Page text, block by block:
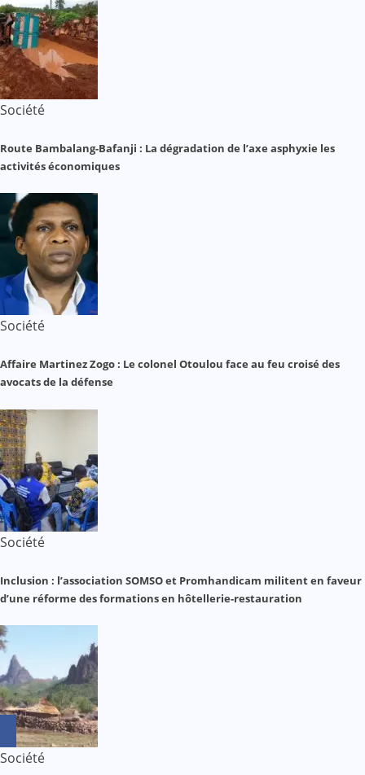
Société
Route Bambalang-Bafanji : La dégradation de l’axe asphyxie les
activités économiques
Société
Affaire Martinez Zogo : Le colonel Otoulou face au feu croisé des
avocats de la défense
Société
Inclusion : l’association SOMSO et Promhandicam militent en faveur
d’une réforme des formations en hôtellerie-restauration
Société